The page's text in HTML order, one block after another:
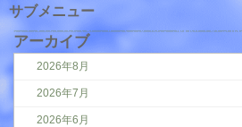
サブメニュー
アーカイブ
2026年8月
2026年7月
2026年6月